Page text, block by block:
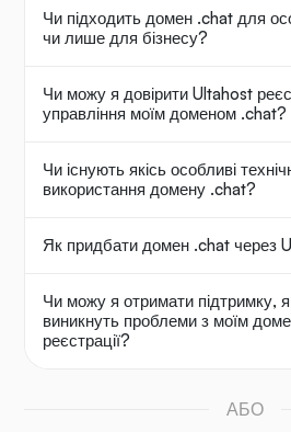
Чи підходить домен .chat для
чи лише для бізнесу?
Чи можу я довірити Ultahost
управління моїм доменом .chat?
Чи існують якісь особливі
використання домену .chat?
Як придбати домен .chat через
Чи можу я отримати підтримку,
виникнуть проблеми з моїм
реєстрації?
АБО